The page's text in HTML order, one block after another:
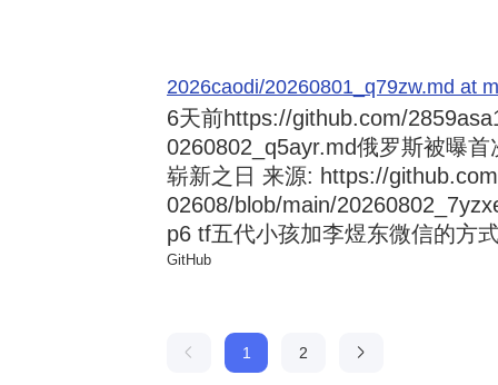
2026caodi/20260801_q79zw.md at
6天前https://github.com/
0260802_q5ayr.md俄罗斯被曝
崭新之日 来源: https://
02608/blob/main/
p6 tf五代小孩加李煜东微信的方
GitHub
1 2